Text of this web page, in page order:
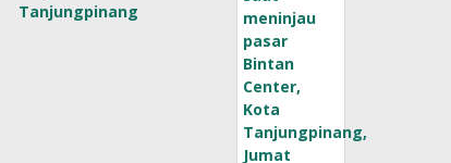
Tanjungpinang